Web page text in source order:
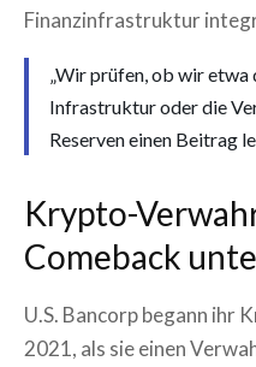
Finanzinfrastruktur
„Wir prüfen, ob wir
Infrastruktur oder die
Reserven einen Beitrag
Krypto-
Comeback
U.S. Bancorp begann ihr
2021, als sie einen